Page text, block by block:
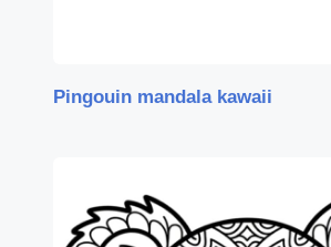
Pingouin mandala kawaii